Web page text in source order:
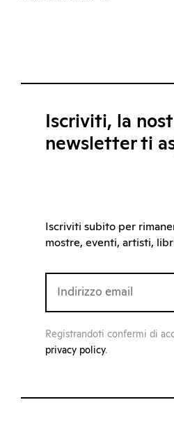
Iscriviti, la
newsletter ti
Iscriviti subito per
mostre, eventi, artisti,
Registrandoti confermi di
privacy policy.